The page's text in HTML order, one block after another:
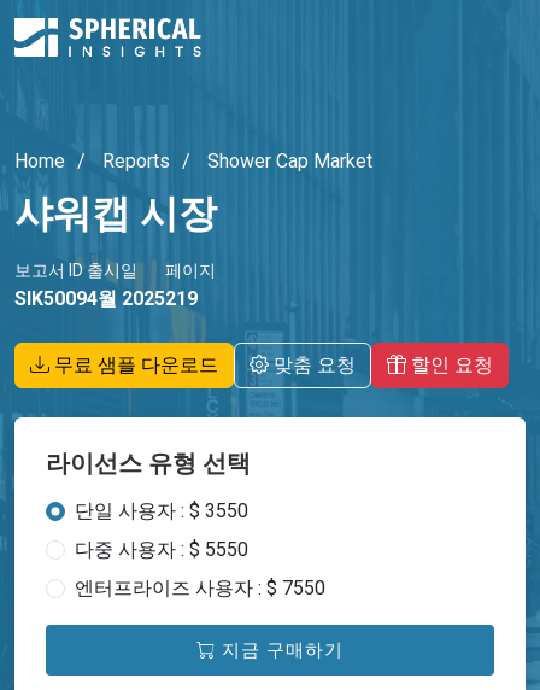
Home Reports Shower Cap Market
샤워캡 시장
보고서 ID
SIK5009
출시일
4월 2025
페이지
219
무료 샘플 다운로드 맞춤 요청 할인 요청
라이선스 유형 선택
단일 사용자 : $ 3550
다중 사용자 : $ 5550
엔터프라이즈 사용자 : $ 7550
지금 구매하기